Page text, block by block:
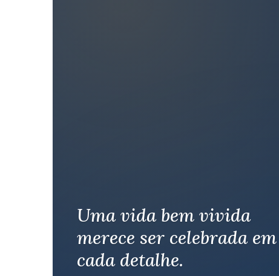
Uma vida bem vivida
merece ser celebrada em
cada detalhe.